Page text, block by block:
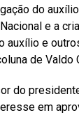
do
e a
auxílio e
de Valdo
do
em